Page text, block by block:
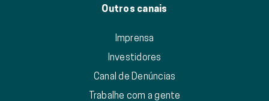
Outros canais
Imprensa
Investidores
Canal de Denúncias
Trabalhe com a gente